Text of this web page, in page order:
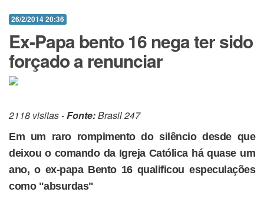
26/2/2014 20:36
Ex-Papa bento 16 nega ter sido
forçado a renunciar
2118 visitas -Fonte:Brasil 247
Em um raro rompimento do silêncio desde que
deixou o comando da Igreja Católica há quase um
ano, o ex-papa Bento 16 qualificou especulações
como "absurdas"